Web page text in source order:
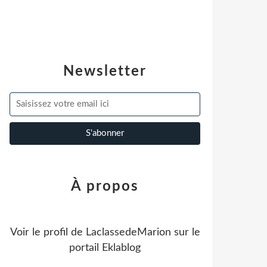
Newsletter
À propos
Voir le profil de LaclassedeMarion sur le
portail Eklablog